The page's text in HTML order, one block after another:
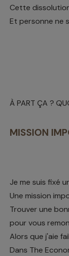
Cette
Et personne ne
À PART ÇA ?
MISSION
Je me suis fixé
Une mission
Trouver une
pour vous
Alors que j'aie
Dans The